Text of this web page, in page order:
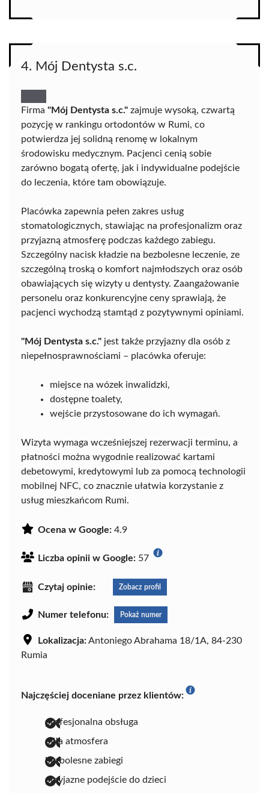
4. Mój Dentysta s.c.
Firma "Mój Dentysta s.c." zajmuje wysoką, czwartą
pozycję w rankingu ortodontów w Rumi, co
potwierdza jej solidną renomę w lokalnym
środowisku medycznym. Pacjenci cenią sobie
zarówno bogatą ofertę, jak i indywidualne podejście
do leczenia, które tam obowiązuje.
Placówka zapewnia pełen zakres usług
stomatologicznych, stawiając na profesjonalizm oraz
przyjazną atmosferę podczas każdego zabiegu.
Szczególny nacisk kładzie na bezbolesne leczenie, ze
szczególną troską o komfort najmłodszych oraz osób
obawiających się wizyty u dentysty. Zaangażowanie
personelu oraz konkurencyjne ceny sprawiają, że
pacjenci wychodzą stamtąd z pozytywnymi opiniami.
"Mój Dentysta s.c." jest także przyjazny dla osób z
niepełnosprawnościami – placówka oferuje:
miejsce na wózek inwalidzki,
dostępne toalety,
wejście przystosowane do ich wymagań.
Wizyta wymaga wcześniejszej rezerwacji terminu, a
płatności można wygodnie realizować kartami
debetowymi, kredytowymi lub za pomocą technologii
mobilnej NFC, co znacznie ułatwia korzystanie z
usług mieszkańcom Rumi.
Ocena w Google: 4.9
Liczba opinii w Google: 57
Czytaj opinie: Zobacz profil
Numer telefonu: Pokaż numer
Lokalizacja:Antoniego Abrahama 18/1A, 84-230
Rumia
Najczęściej doceniane przez klientów:
profesjonalna obsługa
miła atmosfera
bezbolesne zabiegi
przyjazne podejście do dzieci